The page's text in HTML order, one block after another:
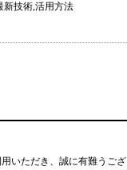
新技術,活用方法
用いただき、誠に有難う